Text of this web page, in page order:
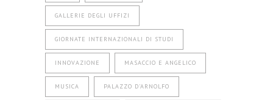
GALLERIE DEGLI UFFIZI
GIORNATE INTERNAZIONALI DI STUDI
INNOVAZIONE MASACCIO E ANGELICO
MUSICA PALAZZO D'ARNOLFO